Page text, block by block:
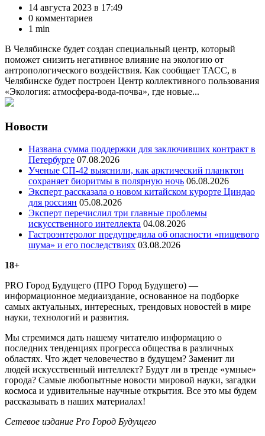
14 августа 2023 в 17:49
0 комментариев
1 min
В Челябинске будет создан специальный центр, который
поможет снизить негативное влияние на экологию от
антропологического воздействия. Как сообщает ТАСС, в
Челябинске будет построен Центр коллективного пользования
«Экология: атмосфера-вода-почва», где новые...
Новости
Названа сумма поддержки для заключивших контракт в
Петербурге 07.08.2026
Ученые СП-42 выяснили, как арктический планктон
сохраняет биоритмы в полярную ночь 06.08.2026
Эксперт рассказала о новом китайском курорте Циндао
для россиян 05.08.2026
Эксперт перечислил три главные проблемы
искусственного интеллекта 04.08.2026
Гастроэнтеролог предупредила об опасности «пищевого
шума» и его последствиях 03.08.2026
18+
PRO Город Будущего (ПРО Город Будущего) —
информационное медиаиздание, основанное на подборке
самых актуальных, интересных, трендовых новостей в мире
науки, технологий и развития.
Мы стремимся дать нашему читателю информацию о
последних тенденциях прогресса общества в различных
областях. Что ждет человечество в будущем? Заменит ли
людей искусственный интеллект? Будут ли в тренде «умные»
города? Самые любопытные новости мировой науки, загадки
космоса и удивительные научные открытия. Все это мы будем
рассказывать в наших материалах!
Сетевое издание Рrо Город Будущего